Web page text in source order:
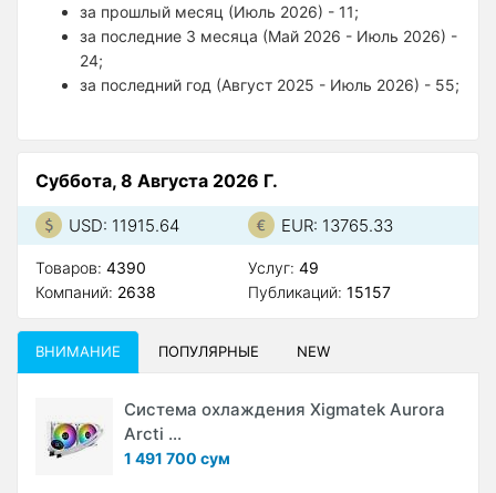
за прошлый месяц (Июль 2026) - 11;
за последние 3 месяца (Май 2026 - Июль 2026) -
24;
за последний год (Август 2025 - Июль 2026) - 55;
Суббота, 8 Августа 2026 Г.
USD: 11915.64 EUR: 13765.33
Товаров: 4390
Компаний: 2638
Услуг: 49
Публикаций: 15157
ВНИМАНИЕ ПОПУЛЯРНЫЕ NEW
Система охлаждения Xigmatek Aurora
Arcti ...
1 491 700 сум